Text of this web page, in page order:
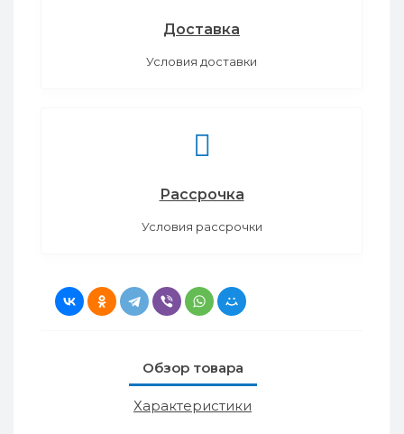
Доставка
Условия доставки
Рассрочка
Условия рассрочки
Обзор товара
Характеристики